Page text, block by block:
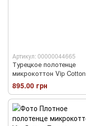
Артикул: 00000044665
Турецкое полотенце
микрокоттон Vip Cotton
Export
895.00 грн